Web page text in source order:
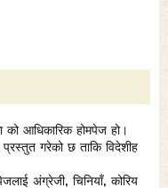
को आधिकारिक होमपेज हो।
गरेको छ ताकि विदेशीह
अंग्रेजी, चिनियाँ, कोरिय